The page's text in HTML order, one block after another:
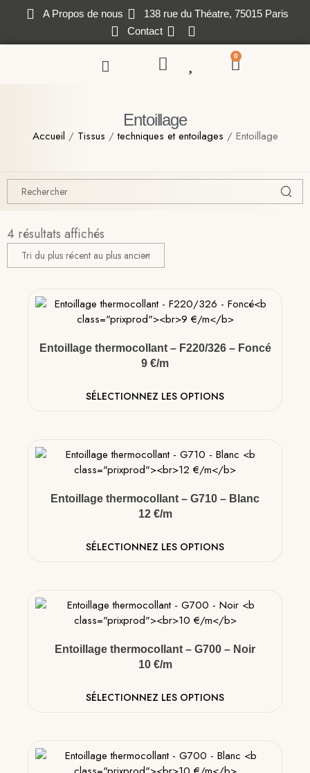
A Propos de nous
138 rue du Théatre, 75015 Paris
Contact
0
Entoillage
Accueil / Tissus /techniques et entoilages / Entoillage
4 résultats affichés
Entoillage thermocollant – F220/326 – Foncé
9 €/m
SÉLECTIONNEZ LES OPTIONS
Entoillage thermocollant – G710 – Blanc
12 €/m
SÉLECTIONNEZ LES OPTIONS
Entoillage thermocollant – G700 – Noir
10 €/m
SÉLECTIONNEZ LES OPTIONS